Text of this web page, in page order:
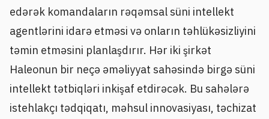
edərək komandaların rəqəmsal süni intellekt
agentlərini idarə etməsi və onların təhlükəsizliyini
təmin etməsini planlaşdırır. Hər iki şirkət
Haleonun bir neçə əməliyyat sahəsində birgə süni
intellekt tətbiqləri inkişaf etdirəcək. Bu sahələrə
istehlakçı tədqiqatı, məhsul innovasiyası, təchizat